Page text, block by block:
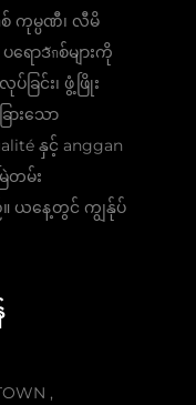
ကုမ္ပဏီ၊ လီမိ
ာဒักစ်များကို
ြင်း၊ ဖွံ့ဖြိုး
ားသော
နှင့် anggan
တမ်း
။ ယနေ့တွင် ကျွန်ုပ်
,